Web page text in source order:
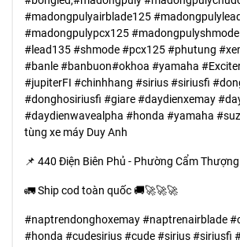
#madongpulyairblade125
#madongpulypcx125
#lead135 #shmode #pcx125 #phutung
#banle #banbuon#okhoa #yamaha
#jupiterFI #chinhhang #sirius #siriusfi
#donghosiriusfi #giare #daydienxemay
#daydienwavealpha #honda #yamaha
tùng xe máy Duy Anh
📌 440 Điện Biên Phủ - Phường Cẩm
🚛 Ship cod toàn quốc 🚚🚀🚀🚀
#naptrendonghoxemay #naptrenairblade
#honda #cudesirius #cude #sirius #siriusfi